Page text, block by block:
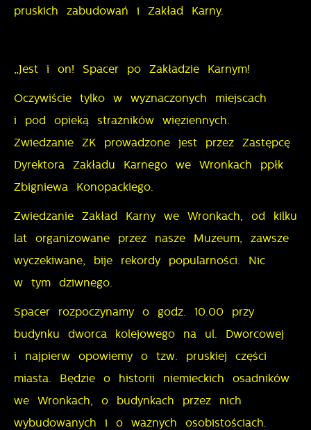
pruskich zabudowań i Zakład Karny.
„Jest i on! Spacer po Zakładzie Karnym!
Oczywiście tylko w wyznaczonych miejscach
i pod opieką strażników więziennych.
Zwiedzanie ZK prowadzone jest przez Zastępcę
Dyrektora Zakładu Karnego we Wronkach ppłk
Zbigniewa Konopackiego.
Zwiedzanie Zakład Karny we Wronkach, od kilku
lat organizowane przez nasze Muzeum, zawsze
wyczekiwane, bije rekordy popularności. Nic
w tym dziwnego.
Spacer rozpoczynamy o godz. 10.00 przy
budynku dworca kolejowego na ul. Dworcowej
i najpierw opowiemy o tzw. pruskiej części
miasta. Będzie o historii niemieckich osadników
we Wronkach, o budynkach przez nich
wybudowanych i o ważnych osobistościach.
miejsca oraz częstotliwości, z jaką odwiedzane są
popularności wśród użytkowników. Zgromadzone
pliki cookies gwarantuje dostępność wszystkich
funkcjonalności.
najciekawsze informacje i aktualności na stronach
naszych partnerów.
Promocyjne pliki cookies służą do prezentowania Ci
naszych komunikatów na podstawie analizy Twoich
mogą pojawić się na stronach podmiotów trzecich
lub firm będących naszymi partnerami oraz innych
wiadomości, ofert, komunikatów mediów
społecznościowych.
Więcej